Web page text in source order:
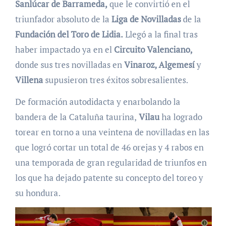
Sanlúcar de Barrameda,que le convirtió en el
triunfador absoluto de la Liga de Novilladasde la
Fundación del Toro de Lidia. Llegó a la final tras
haber impactado ya en el Circuito Valenciano,
donde sus tres novilladas enVinaroz, Algemesíy
Villenasupusieron tres éxitos sobresalientes.
De formación autodidacta y enarbolando la
bandera de la Cataluña taurina, Vilauha logrado
torear en torno a una veintena de novilladas en las
que logró cortar un total de 46 orejas y 4 rabos en
una temporada de gran regularidad de triunfos en
los que ha dejado patente su concepto del toreo y
su hondura.